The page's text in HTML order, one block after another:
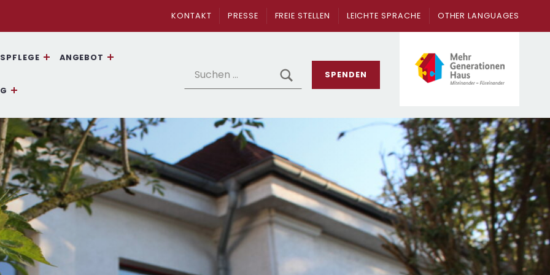
KONTAKT PRESSE FREIE STELLEN LEICHTE SPRACHE OTHER LANGUAGES
ANGEBOT
SPENDEN